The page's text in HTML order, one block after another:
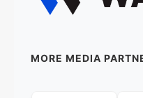
MORE MEDIA